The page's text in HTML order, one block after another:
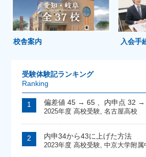
校舎案内 入会手
受験体験記ランキング
Ranking
偏差値 45 → 65 、内申点 32 →
2025年度 高校受験, 名古屋高校
内申34から43に上げた方法
2023年度 高校受験, 中京大学附属